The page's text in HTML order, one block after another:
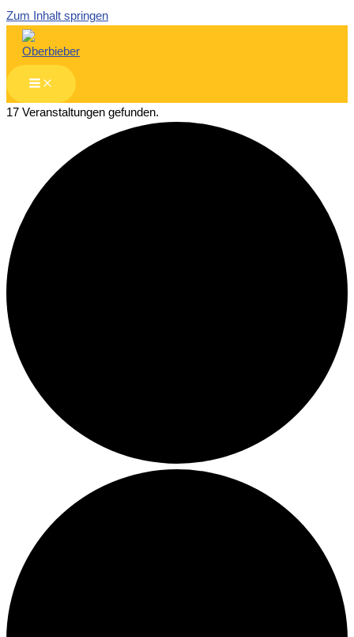
Zum Inhalt springen
17 Veranstaltungen gefunden.